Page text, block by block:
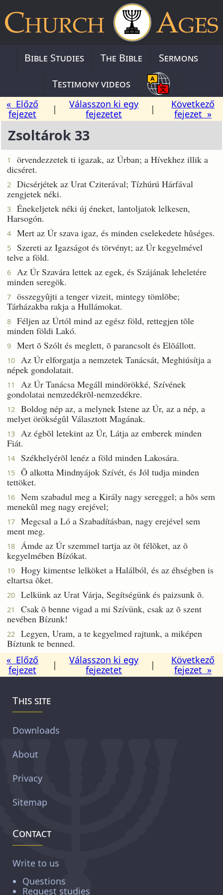
Bible Studies The Bible
Sermons
Testimony videos
« Előző
fejezet
|
Válasszon ki egy
fejezetet
|
Következő
fejezet »
Zsoltárok 33
1
örvendezzetek ti igazak, az Úrban; a Hívekhez illik a
dicséret.
2
Dicsérjétek az Urat Cziterával; Tízhúrú Hárfával
zengjetek néki.
3
Énekeljetek néki új éneket, lantoljatok lelkesen,
Harsogón.
4 Mert az Úr szava igaz, és minden cselekedete hûséges.
5
Szereti az Igazságot és törvényt; az Úr kegyelmével
telve a föld.
6
Az Úr Szavára lettek az egek, és Szájának leheletére
minden seregök.
7
összegyûjti a tenger vizeit, mintegy tömlõbe;
Tárházakba rakja a Hullámokat.
8
Féljen az Úrtól mind az egész föld, rettegjen tõle
minden földi Lakó.
9 Mert õ Szólt és meglett, õ parancsolt és Elõállott.
10
Az Úr elforgatja a nemzetek Tanácsát, Meghiúsítja a
népek gondolatait.
11
Az Úr Tanácsa Megáll mindörökké, Szívének
gondolatai nemzedékrõl-nemzedékre.
12
Boldog nép az, a melynek Istene az Úr, az a nép, a
melyet örökségûl Választott Magának.
13
Az égbõl letekint az Úr, Látja az emberek minden
Fiát.
14 Székhelyérõl lenéz a föld minden Lakosára.
15
Õ alkotta Mindnyájok Szívét, és Jól tudja minden
tettöket.
16
Nem szabadul meg a Király nagy sereggel; a hõs sem
menekûl meg nagy erejével;
17
Megcsal a Ló a Szabadításban, nagy erejével sem
ment meg.
18
Ámde az Úr szemmel tartja az õt félõket, az õ
kegyelmében Bízókat.
19
Hogy kimentse lelköket a Halálból, és az éhségben is
eltartsa õket.
20 Lelkünk az Urat Várja, Segítségünk és paizsunk õ.
21
Csak õ benne vigad a mi Szívünk, csak az õ szent
nevében Bízunk!
22
Legyen, Uram, a te kegyelmed rajtunk, a miképen
Bíztunk te benned.
« Előző
fejezet
|
Válasszon ki egy
fejezetet
|
Következő
fejezet »
This site
Downloads
About
Privacy
Sitemap
Contact
Write to us
Questions
Request studies